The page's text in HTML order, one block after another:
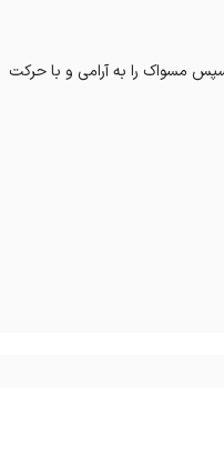
کنید. سپس مسواک را به آرامی و با حرکت